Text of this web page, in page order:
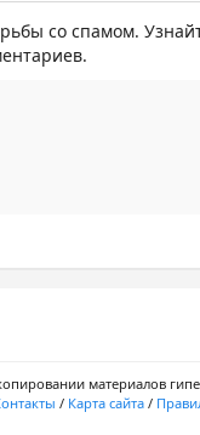
со спамом.
материалов
/ Карта сайта /